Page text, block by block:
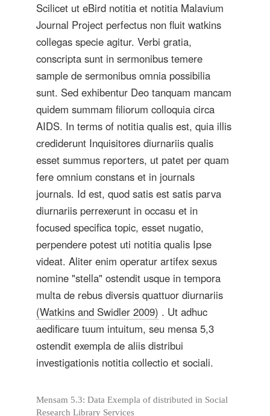
Scilicet ut eBird notitia et notitia Malavium
Journal Project perfectus non fluit watkins
collegas specie agitur. Verbi gratia,
conscripta sunt in sermonibus temere
sample de sermonibus omnia possibilia
sunt. Sed exhibentur Deo tanquam mancam
quidem summam filiorum colloquia circa
AIDS. In terms of notitia qualis est, quia illis
crediderunt Inquisitores diurnariis qualis
esset summus reporters, ut patet per quam
fere omnium constans et in journals
journals. Id est, quod satis est satis parva
diurnariis perrexerunt in occasu et in
focused specifica topic, esset nugatio,
perpendere potest uti notitia qualis Ipse
videat. Aliter enim operatur artifex sexus
nomine "stella" ostendit usque in tempora
multa de rebus diversis quattuor diurnariis
(Watkins and Swidler 2009) . Ut adhuc
aedificare tuum intuitum, seu mensa 5,3
ostendit exempla de aliis distribui
investigationis notitia collectio et sociali.
Mensam 5.3: Data Exempla of distributed in Social
Research Library Services